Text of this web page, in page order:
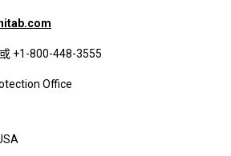
+1-800-448-3555
Office